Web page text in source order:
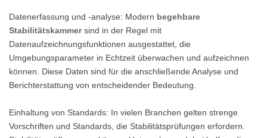
Datenerfassung und -analyse: Modern begehbare
Stabilitätskammersind in der Regel mit
Datenaufzeichnungsfunktionen ausgestattet, die
Umgebungsparameter in Echtzeit überwachen und aufzeichnen
können. Diese Daten sind für die anschließende Analyse und
Berichterstattung von entscheidender Bedeutung.
Einhaltung von Standards: In vielen Branchen gelten strenge
Vorschriften und Standards, die Stabilitätsprüfungen erfordern.